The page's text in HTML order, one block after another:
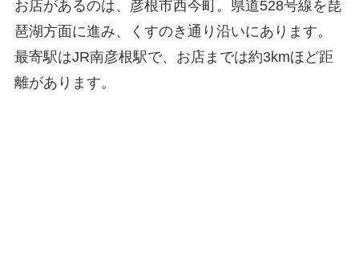
お店があるのは、彦根市西今町。県道528号線を琵
琶湖方面に進み、くすのき通り沿いにあります。
最寄駅はJR南彦根駅で、お店までは約3kmほど距
離があります。